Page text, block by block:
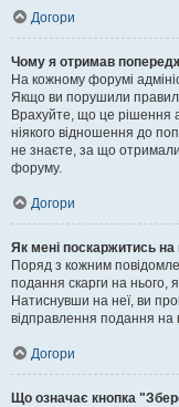
Догори
Чому я отримав
На кожному форумі
Якщо ви порушили
Врахуйте, що це рішення
ніякого відношення до
не знаєте, за що
форуму.
Догори
Як мені поскаржитись
Поряд з кожним
подання скарги на нього,
Натиснувши на неї, ви
відправлення подання на
Догори
Що означає кнопка